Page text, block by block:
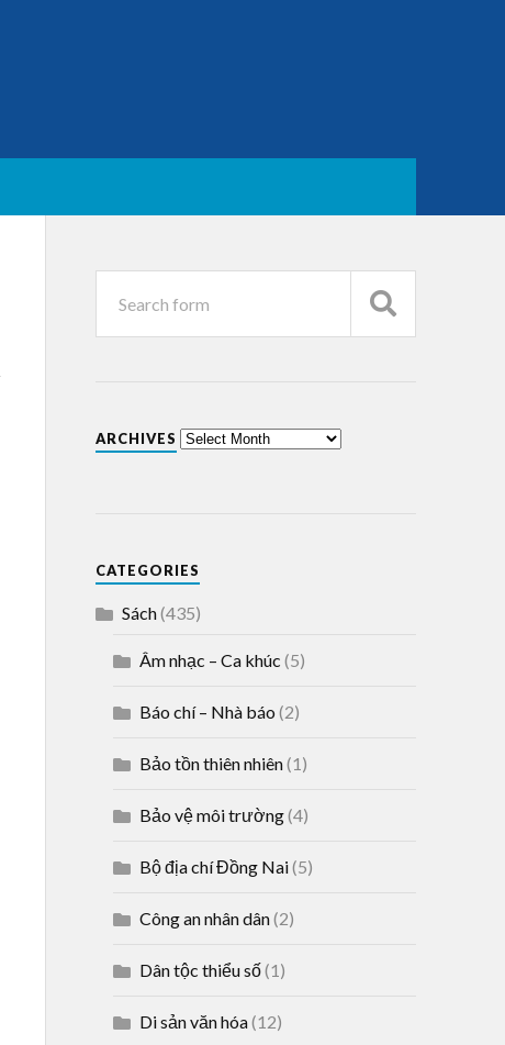
ARCHIVES
CATEGORIES
Sách(435)
Âm nhạc – Ca khúc (5)
Báo chí – Nhà báo (2)
Bảo tồn thiên nhiên(1)
Bảo vệ môi trường(4)
Bộ địa chí Đồng Nai(5)
Công an nhân dân(2)
Dân tộc thiểu số(1)
Di sản văn hóa(12)